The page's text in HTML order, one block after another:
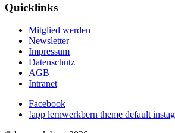
Quicklinks
Mitglied werden
Newsletter
Impressum
Datenschutz
AGB
Intranet
Facebook
!app lernwerkbern theme default